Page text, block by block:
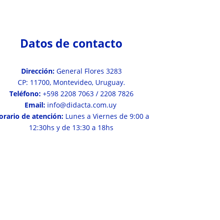
Datos de contacto
Dirección:General Flores 3283
CP: 11700, Montevideo, Uruguay.
Teléfono:+598 2208 7063 / 2208 7826
Email: info@didacta.com.uy
de atención:Lunes a Viernes de 9:00 a
12:30hs y de 13:30 a 18hs